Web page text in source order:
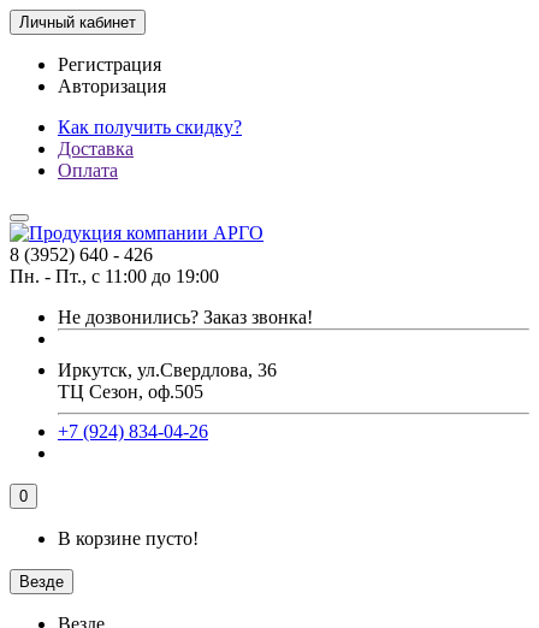
Личный кабинет
Регистрация
Авторизация
Как получить скидку?
Доставка
Оплата
8 (3952) 640 - 426
Пн. - Пт., с 11:00 до 19:00
Не дозвонились? Заказ звонка!
Иркутск, ул.Свердлова, 36
ТЦ Сезон, оф.505
+7 (924) 834-04-26
0
В корзине пусто!
Везде
Везде